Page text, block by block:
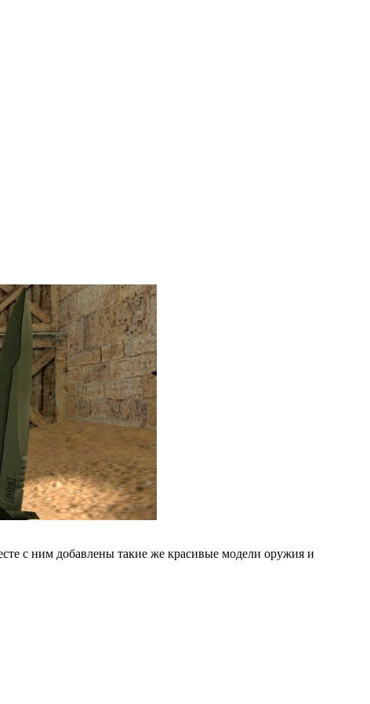
с ним добавлены такие же красивые модели оружия и